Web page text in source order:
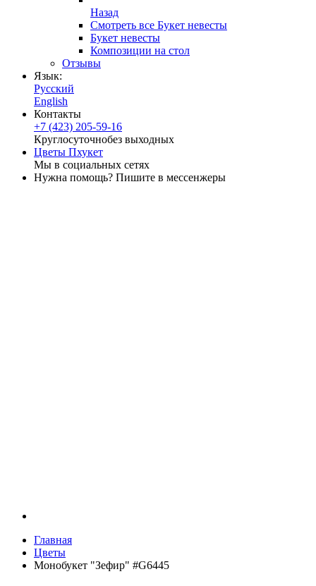
Назад
Смотреть все Букет невесты
Букет невесты
Композиции на стол
Отзывы
Язык:
Русский
English
Контакты
+7 (423) 205-59-16
Круглосуточнобез выходных
Цветы Пхукет
Мы в социальных сетях
Нужна помощь? Пишите в мессенжеры
Главная
Цветы
Монобукет "Зефир" #G6445